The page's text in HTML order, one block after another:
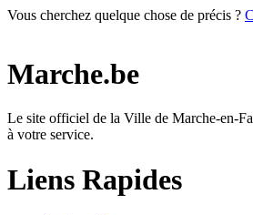
Vous cherchez quelque chose de précis ?
Marche.be
Le site officiel de la Ville de Marche-en-
à votre service.
Liens Rapides